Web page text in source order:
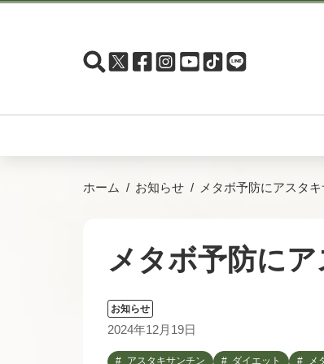
ホーム お知らせ メタボ予防にアスタ
メタボ予防に
お知らせ
2024年12月19日
アスタキサンチン ダイエット メ